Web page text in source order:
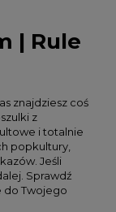
| Rule
znajdziesz coś
z
i totalnie
popkultury,
Jeśli
Sprawdź
do Twojego